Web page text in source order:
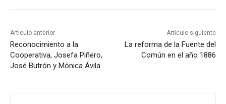
Artículo anterior
Reconocimiento a la
Cooperativa, Josefa Piñero,
José Butrón y Mónica Ávila
Artículo siguiente
La reforma de la Fuente del
Común en el año 1886